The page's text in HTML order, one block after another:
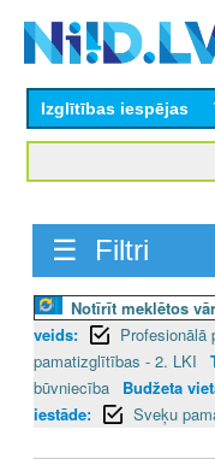
Izglītības iespējas
☰ Filtri
Notīrīt meklētos
veids:
Profesionālā
pamatizglītības - 2. LKI
būvniecība
Budžeta
iestāde:
Sveķu